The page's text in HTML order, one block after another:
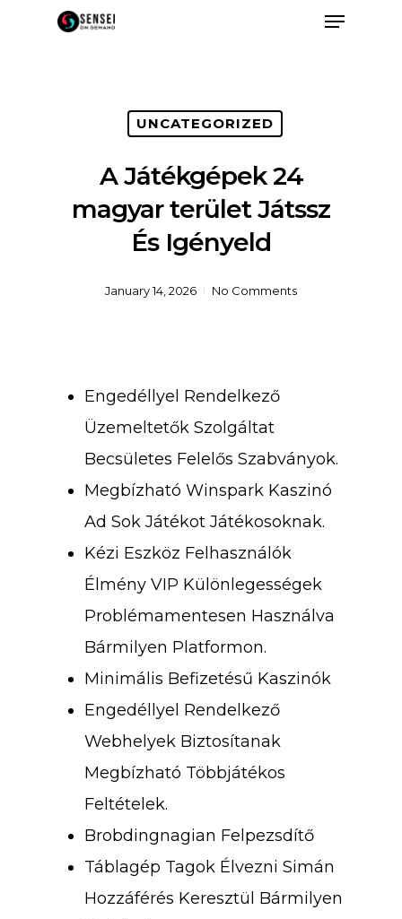
UNCATEGORIZED
A Játékgépek 24
magyar terület Játssz
És Igényeld
January 14, 2026 No Comments
Engedéllyel Rendelkező
Üzemeltetők Szolgáltat
Becsületes Felelős Szabványok.
Megbízható Winspark Kaszinó
Ad Sok Játékot Játékosoknak.
Kézi Eszköz Felhasználók
Élmény VIP Különlegességek
Problémamentesen Használva
Bármilyen Platformon.
Minimális Befizetésű Kaszinók
Engedéllyel Rendelkező
Webhelyek Biztosítanak
Megbízható Többjátékos
Feltételek.
Brobdingnagian Felpezsdítő
Táblagép Tagok Élvezni Simán
Hozzáférés Keresztül Bármilyen